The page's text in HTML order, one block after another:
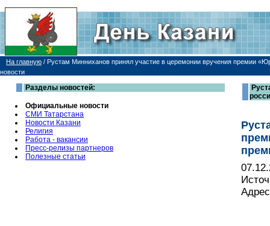
На главную / Рустам Минниханов принял участие в церемонии вручения премии
новости
Разделы новостей:
Официальные новости
СМИ Татарстана
Новости Казани
Религия
Работа - вакансии
Пресс-релизы партнеров
Полезные статьи